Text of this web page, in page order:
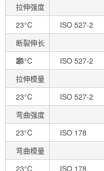
拉伸强度
23°C
ISO 527-2
断裂伸长
率
23°C ISO 527-2
拉伸模量
23°C
ISO 527-2
弯曲强度
23°C
ISO 178
弯曲模量
23°C
ISO 178